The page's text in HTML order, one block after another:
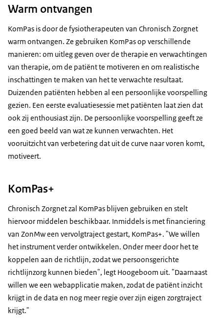
Warm ontvangen
KomPas is door de fysiotherapeuten van Chronisch Zorgnet
warm ontvangen. Ze gebruiken KomPas op verschillende
manieren: om uitleg geven over de therapie en verwachtingen
van therapie, om de patiënt te motiveren en om realistische
inschattingen te maken van het te verwachte resultaat.
Duizenden patiënten hebben al een persoonlijke voorspelling
gezien. Een eerste evaluatiesessie met patiënten laat zien dat
ook zij enthousiast zijn. De persoonlijke voorspelling geeft ze
een goed beeld van wat ze kunnen verwachten. Het
vooruitzicht van verbetering dat uit de curve naar voren komt,
motiveert.
KomPas+
Chronisch Zorgnet zal KomPas blijven gebruiken en stelt
hiervoor middelen beschikbaar. Inmiddels is met financiering
van ZonMw een vervolgtraject gestart, KomPas+. "We willen
het instrument verder ontwikkelen. Onder meer door het te
koppelen aan de richtlijn, zodat we persoonsgerichte
richtlijnzorg kunnen bieden", legt Hoogeboom uit. "Daarnaast
willen we een webapplicatie maken, zodat de patiënt inzicht
krijgt in de data en nog meer regie over zijn eigen zorgtraject
krijgt."